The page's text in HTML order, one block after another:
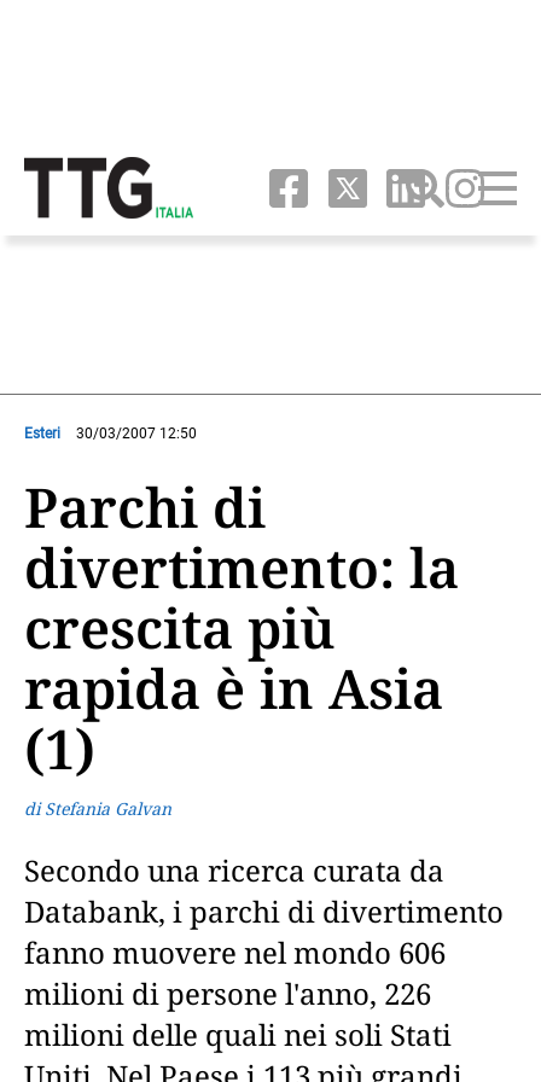
Esteri 30/03/2007 12:50
Parchi di
divertimento: la
crescita più
rapida è in Asia
(1)
di Stefania Galvan
Secondo una ricerca curata da
Databank, i parchi di divertimento
fanno muovere nel mondo 606
milioni di persone l'anno, 226
milioni delle quali nei soli Stati